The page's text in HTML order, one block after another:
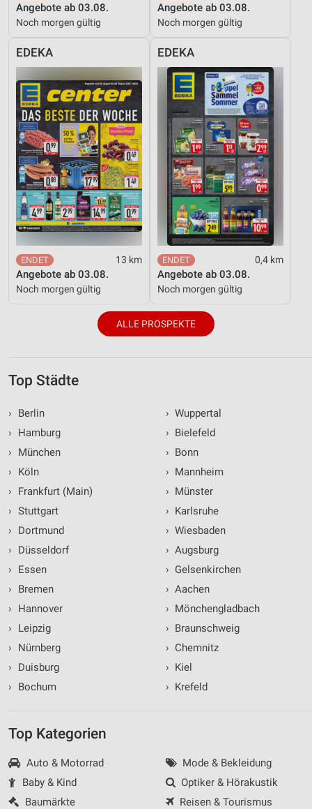
Angebote ab 03.08.
Noch morgen gültig
Angebote ab 03.08.
Noch morgen gültig
EDEKA
13 km
Angebote ab 03.08.
Noch morgen gültig
EDEKA
0,4 km
Angebote ab 03.08.
Noch morgen gültig
ALLE PROSPEKTE
Top Städte
›
Berlin
›
Hamburg
›
München
›
Köln
›
Frankfurt (Main)
› Stuttgart
›
Dortmund
›
Düsseldorf
›
Essen
›
Bremen
›
Hannover
›
Leipzig
›
Nürnberg
›
Duisburg
›
Bochum
› Wuppertal
› Bielefeld
› Bonn
› Mannheim
› Münster
› Karlsruhe
› Wiesbaden
› Augsburg
› Gelsenkirchen
› Aachen
› Mönchengladbach
› Braunschweig
› Chemnitz
› Kiel
› Krefeld
Top Kategorien
Auto & Motorrad
Baby & Kind
Baumärkte
Mode & Bekleidung
Optiker & Hörakustik
Reisen & Tourismus